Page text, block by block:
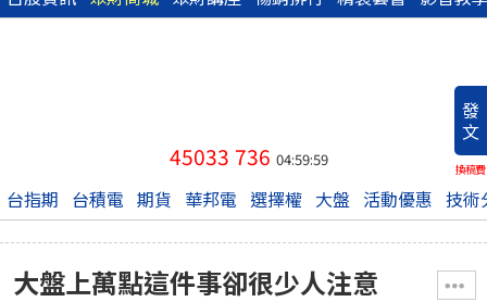
發
文
換稿費
45033 736 04:59:59
台指期 台積電 期貨 華邦電 選擇權 大盤 活動優惠 技術
大盤上萬點這件事卻很少人注意